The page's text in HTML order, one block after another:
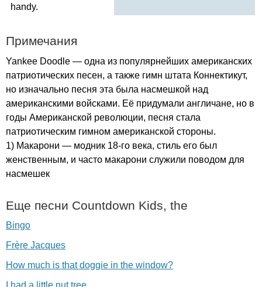
handy.
Примечания
Yankee Doodle — одна из популярнейших американских
патриотических песен, а также гимн штата Коннектикут,
но изначально песня эта была насмешкой над
американскими войсками. Её придумали англичане, но в
годы Американской революции, песня стала
патриотическим гимном американской стороны.
1) Макарони — модник 18-го века, стиль его был
женственным, и часто макарони служили поводом для
насмешек
Еще песни Countdown Kids, the
Bingo
Frère Jacques
How much is that doggie in the window?
I had a little nut tree